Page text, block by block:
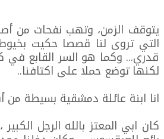
يتوقف الزمن، وتهب نفحات من
التي تروى لنا قصصا حكيت
قدري... وكما هو السر القابع في
لكنها توضع حملا على اكتافنا..
انا ابنة عائلة دمشقية بسيطة
كان ابي المعتز بالله الرجل